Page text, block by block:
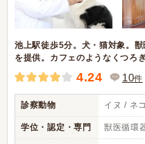
池上駅徒歩5分。犬・猫対象。
を提供。カフェのようなくつろぎ
4.24 10件
診察動物 イヌ / ネコ
学位・認定・専門 獣医循環